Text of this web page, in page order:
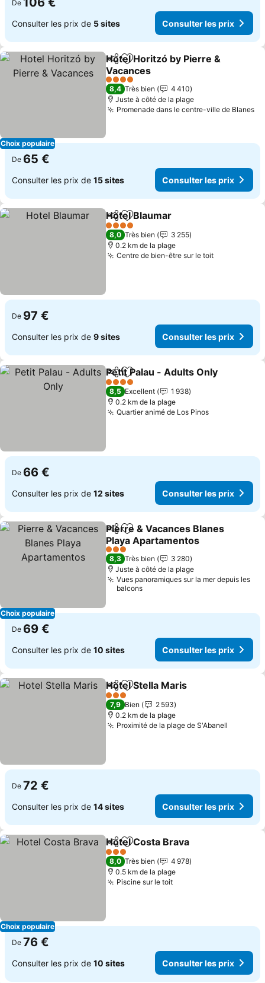
De
Consulter les prix de 5 sites Consulter les prix
Choix populaire
PartagerAjouter à mes favoris
Hotel Horitzó by Pierre &
Vacances
4 Étoiles
8,4 Très bien
4 410
Juste à côté de la plage
Promenade dans le centre-ville de Blanes
De 65 €
Consulter les prix de 15 sites Consulter les prix
PartagerAjouter à mes favoris
Hotel Blaumar
4 Étoiles
8,0 Très bien
3 255
0.2 km de la plage
Centre de bien-être sur le toit
De 97 €
Consulter les prix de 9 sites Consulter les prix
PartagerAjouter à mes favoris
Petit Palau - Adults Only
4 Étoiles
8,5 Excellent
1 938
0.2 km de la plage
Quartier animé de Los Pinos
De 66 €
Consulter les prix de 12 sites Consulter les prix
Choix populaire
PartagerAjouter à mes favoris
Pierre & Vacances Blanes
Playa Apartamentos
3 Étoiles
8,3 Très bien
3 280
Juste à côté de la plage
Vues panoramiques sur la mer depuis les
balcons
De 69 €
Consulter les prix de 10 sites Consulter les prix
PartagerAjouter à mes favoris
Hotel Stella Maris
3 Étoiles
7,9 Bien
2 593
0.2 km de la plage
Proximité de la plage de S'Abanell
De 72 €
Consulter les prix de 14 sites Consulter les prix
Choix populaire
PartagerAjouter à mes favoris
Hotel Costa Brava
3 Étoiles
8,0 Très bien
4 978
0.5 km de la plage
Piscine sur le toit
De 76 €
Consulter les prix de 10 sites Consulter les prix